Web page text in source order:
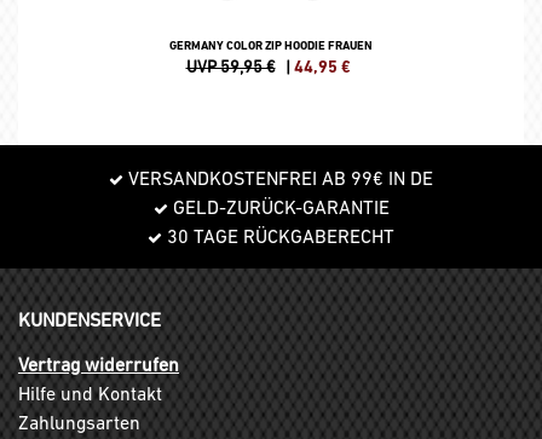
GERMANY COLOR ZIP HOODIE FRAUEN
UVP 59,95 € | 44,95 €
VERSANDKOSTENFREI AB 99€ IN DE
GELD-ZURÜCK-GARANTIE
30 TAGE RÜCKGABERECHT
KUNDENSERVICE
Vertrag widerrufen
Hilfe und Kontakt
Zahlungsarten